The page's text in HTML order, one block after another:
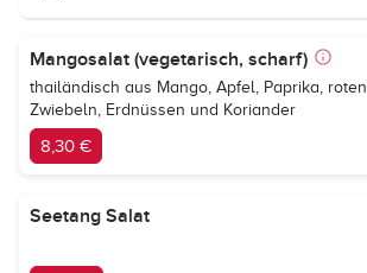
Mangosalat (vegetarisch, scharf)
thailändisch aus Mango, Apfel, Paprika, roten
Zwiebeln, Erdnüssen und Koriander
8,30 €
Seetang Salat